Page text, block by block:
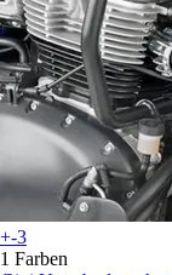
+-3
1 Farben